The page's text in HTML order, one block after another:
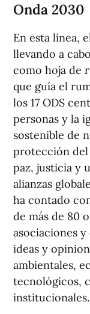
Onda 2030
En esta línea,
llevando a
como hoja de
que guía el
los 17 ODS
personas y la
sostenible de
protección del
paz, justicia y
alianzas
ha contado
de más de 80
asociaciones
ideas y
ambientales,
tecnológicos,
institucionales.